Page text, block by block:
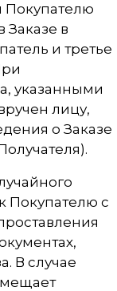
Покупателю
Заказе в
и третье
указанными
лицу,
о Заказе
Покупателю с
В случае